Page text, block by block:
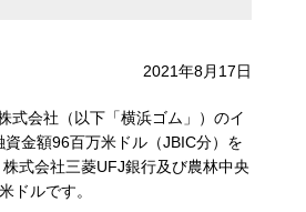
2021年8月17日
式会社（以下「横浜ゴム」）のイ
金額96百万米ドル（JBIC分）を
式会社三菱UFJ銀行及び農林中央
ドルです。